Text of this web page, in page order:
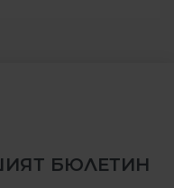
БЮЛЕТИН